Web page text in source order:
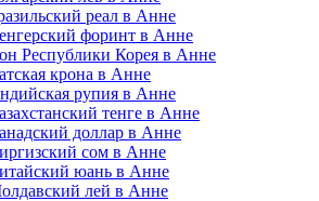
реал в Анне
форинт в Анне
Республики Корея в Анне
крона в Анне
рупия в Анне
тенге в Анне
доллар в Анне
сом в Анне
юань в Анне
лей в Анне